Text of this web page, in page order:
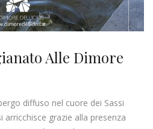
Alle Dimore
diffuso nel cuore dei Sassi
arricchisce grazie alla presenza